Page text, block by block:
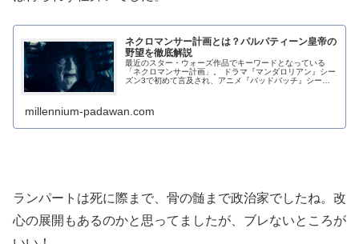
ネクロマンサー計画とは？パルパティーン皇帝の
野望を徹底解説
最近のスター・ウォーズ作品でキーワードとなっている
「ネクロマンサー計画」。 ドラマ『マンダロリアン』シー
ズン3で初めて言及され、アニメ『バッドバッチ』シーズ
millennium-padawan.com
ランパートは死に際まで、骨の髄まで政治家でしたね。改
心の展開もあるのかと思ってましたが、ブレないところが